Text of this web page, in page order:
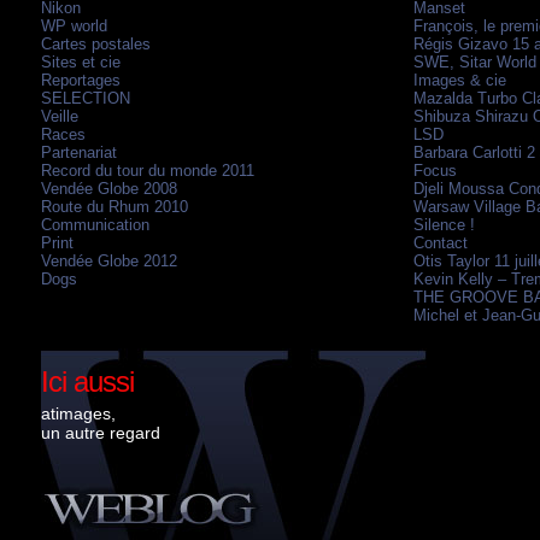
Contes et musique en Vendée, et ailleurs si
voir la suite...
Marqué : Sites et cie conte,
Nikon
WP world
Cartes postales
Sites et cie
Reportages
SELECTION
Veille
Races
Partenariat
Record du tour du monde 2011
Vendée Globe 2008
Route du Rhum 2010
Communication
Print
Vendée Globe 2012
Dogs
Manset
François, le
Régis Gizavo 15
SWE, Sitar
Images & cie
Mazalda Turbo
Shibuza Shirazu
LSD
Barbara Carlotti
Focus
Djeli Moussa
Warsaw Village
Silence !
Contact
Otis Taylor 11
Kevin Kelly –
THE GROOVE
Michel et Jean-
Ici aussi
atimages,
un autre regard